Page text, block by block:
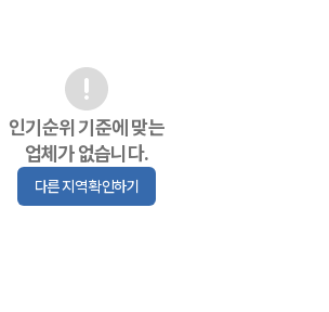
인기순위 기준에 맞는
업체가 없습니다.
다른 지역 확인하기